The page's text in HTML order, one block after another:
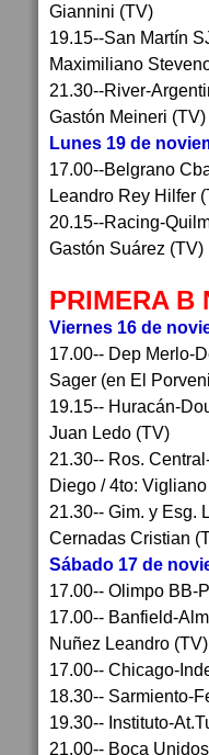
Giannini (TV)
19.15--San Martín
Maximiliano
21.30--River-
Gastón Meineri
Lunes 19 de
17.00--Belgrano
Leandro Rey Hilfer
20.15--Racing-
Gastón Suárez (TV)
PRIMERA B
Viernes 16 de
17.00-- Dep Merlo-
Sager (en El
19.15-- Huracán-
Juan Ledo (TV)
21.30-- Ros.
Diego / 4to:
21.30-- Gim. y Esg.
Cernadas Cristian
Sábado 17 de
17.00-- Olimpo BB-
17.00-- Banfield-
Nuñez Leandro (TV)
17.00-- Chicago-
18.30-- Sarmiento-
19.30-- Instituto-
21.00-- Boca